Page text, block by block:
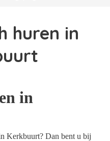
huren in
in
Kerkbuurt? Dan bent u bij